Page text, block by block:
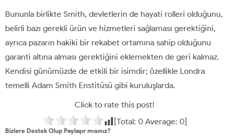
Bununla birlikte Smith, devletlerin de hayati rolleri olduğunu,
belirli bazı gerekli ürün ve hizmetleri sağlaması gerektiğini,
ayrıca pazarın hakiki bir rekabet ortamına sahip olduğunu
garanti altına alması gerektiğini eklemekten de geri kalmaz.
Kendisi günümüzde de etkili bir isimdir; özellikle Londra
temelli Adam Smith Enstitüsü gibi kuruluşlarda.
Click to rate this post!
[Total: 0Average: 0]
Bizlere Destek Olup Paylaşır mısınız?